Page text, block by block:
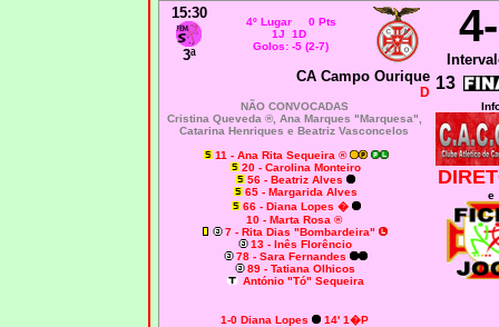
15:30
3ª
4º Lugar 0 Pts
1J 1D
Golos: -5 (2-7)
4
CA Campo Ourique
D 13
NÃO CONVOCADAS
Cristina Queveda ®, Ana Marques "Marquesa",
Catarina Henriques e Beatriz Vasconcelos
11 - Ana Rita Sequeira ®
20 - Carolina Monteiro
56 - Beatriz Alves
65 - Margarida Alves
66 - Diana Lopes �
10 - Marta Rosa ®
7 - Rita Dias "Bombardeira"
13 - Inês Florêncio
78 - Sara Fernandes
89 - Tatiana Olhicos
António "Tó" Sequeira
1-0 Diana Lopes 14' 1�P
e